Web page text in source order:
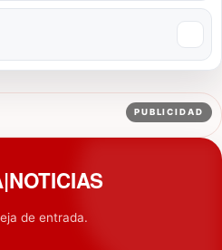
PUBLICIDAD
de entrada.